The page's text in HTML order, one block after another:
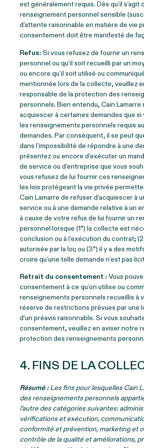
est généralement requis. Dès qu’il s’agit
renseignement personnel sensible
d’attente raisonnable en matière de vie
consentement doit être manifesté de
Refus: Si vous refusez de fournir un
personnel ou qu’il soit recueilli par un
ou encore qu’il soit utilisé ou
mentionnée lors de la collecte, veuillez
responsable de la protection des
personnels. Bien entendu, Cain Lamarre
acquiescer à certaines demandes que
les renseignements personnels requis
demandes. Par conséquent, il se peut
dans l’impossibilité de répondre à une
présentez ou encore d’exécuter un
de service ou d’entreprise que vous
vous refusez de lui fournir ces
les lois protégeant la vie privée
Cain Lamarre de refuser d’acquiescer à
service ou à une demande relative à un
à cause de votre refus de lui fournir un
personnel lorsque (1°) la collecte est
conclusion ou à l’exécution du contrat;
autorisée par la loi; ou (3°) il y a des
croire qu’une telle demande n’est pas
Retrait du consentement : Vous
consentement à ce qu’on utilise ou
renseignements personnels recueillis à
réserve de restrictions prévues par une
d’un préavis raisonnable. Si vous
consentement, veuillez en aviser notre
protection des renseignements
4. FINS DE LA
Résumé :Les fins pour lesquelles Cain
des renseignements personnels
l’autre des catégories suivantes:
vérifications et exécution,
conformité et prévention, marketing et
contrôle de la qualité et améliorations,